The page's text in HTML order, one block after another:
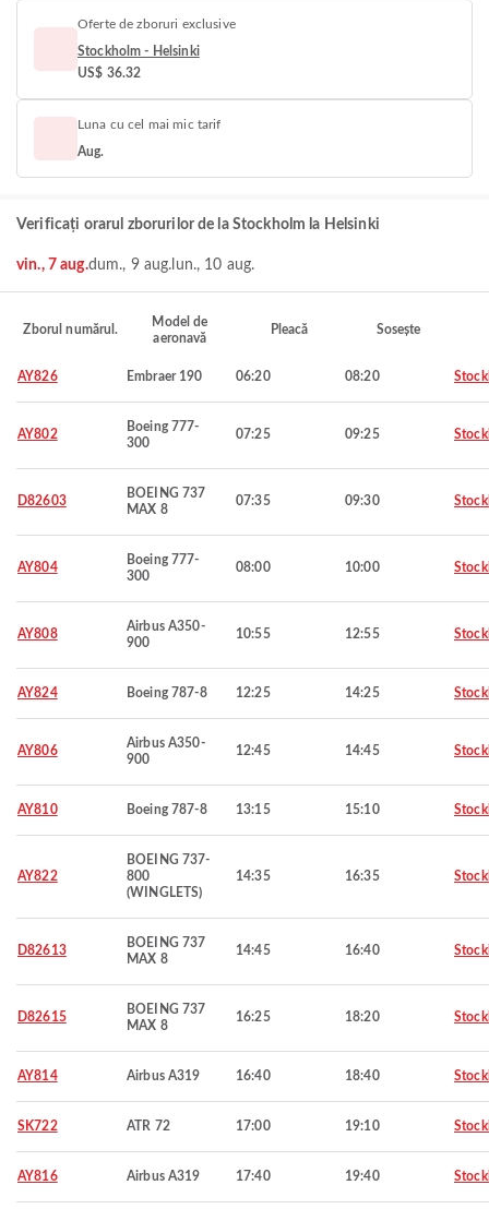
Oferte de zboruri exclusive
Stockholm - Helsinki
US$ 36.32
Luna cu cel mai mic tarif
Aug.
Verificați orarul zborurilor de la Stockholm la Helsinki
vin., 7 aug.dum., 9 aug. lun., 10 aug.
Zborul numărul.
Model de
aeronavă
Pleacă Sosește
AY826 Embraer 190 06:20 08:20
AY802
Boeing 777-
300
07:25 09:25
D82603
BOEING 737
MAX 8
07:35 09:30
AY804
Boeing 777-
300
08:00 10:00
AY808
Airbus A350-
900
10:55 12:55
AY824 Boeing 787-8 12:25 14:25
AY806
Airbus A350-
900
12:45 14:45
AY810 Boeing 787-8 13:15 15:10
AY822
BOEING 737-
800
(WINGLETS)
14:35 16:35
D82613
BOEING 737
MAX 8
14:45 16:40
D82615
BOEING 737
MAX 8
16:25 18:20
AY814 Airbus A319 16:40 18:40
SK722 ATR 72 17:00 19:10
AY816 Airbus A319 17:40 19:40